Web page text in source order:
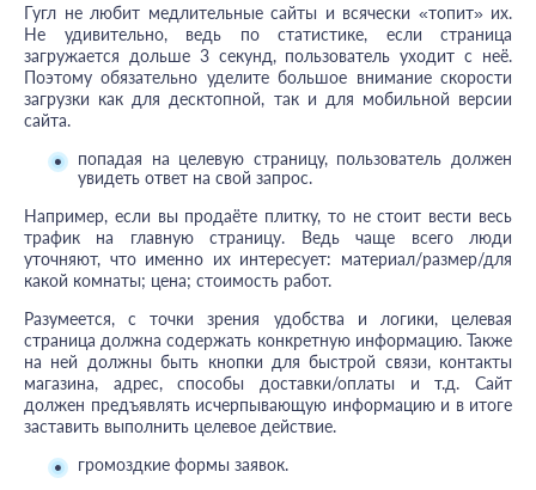
Гугл не любит медлительные сайты и всячески «топит» их.
Не удивительно, ведь по статистике, если страница
загружается дольше 3 секунд, пользователь уходит с неё.
Поэтому обязательно уделите большое внимание скорости
загрузки как для десктопной, так и для мобильной версии
сайта.
попадая на целевую страницу, пользователь должен
увидеть ответ на свой запрос.
Например, если вы продаёте плитку, то не стоит вести весь
трафик на главную страницу. Ведь чаще всего люди
уточняют, что именно их интересует: материал/размер/для
какой комнаты; цена; стоимость работ.
Разумеется, с точки зрения удобства и логики, целевая
страница должна содержать конкретную информацию. Также
на ней должны быть кнопки для быстрой связи, контакты
магазина, адрес, способы доставки/оплаты и т.д. Сайт
должен предъявлять исчерпывающую информацию и в итоге
заставить выполнить целевое действие.
громоздкие формы заявок.